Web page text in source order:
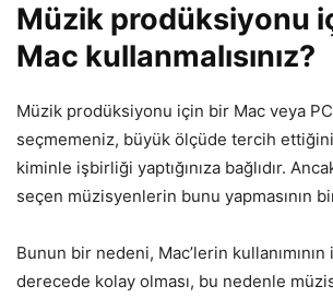
Müzik prodüksiyonu
Mac kullanmalısınız?
Müzik prodüksiyonu için bir Mac veya
seçmemeniz, büyük ölçüde tercih
kiminle işbirliği yaptığınıza bağlıdır.
seçen müzisyenlerin bunu yapmasının
Bunun bir nedeni, Mac’lerin kullanımının
derecede kolay olması, bu nedenle